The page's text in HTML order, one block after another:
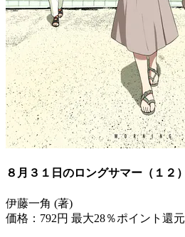
８月３１日のロングサマー（１２）
伊藤一角 (著)
価格：792円 最大28％ポイント還元